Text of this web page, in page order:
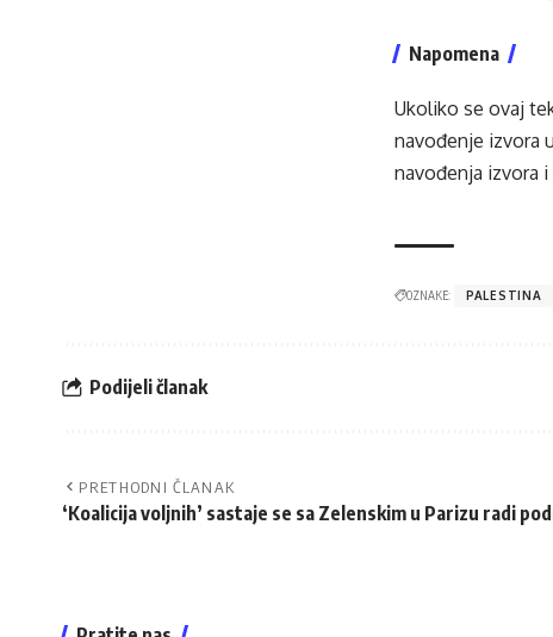
Napomena
Ukoliko se ovaj
navođenje izvora
navođenja izvora
OZNAKE: PALESTINA
Podijeli članak
PRETHODNI ČLANAK
‘Koalicija voljnih’ sastaje se sa Zelenskim u Parizu radi